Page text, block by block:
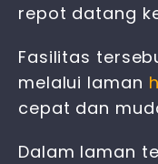
repot datang
Fasilitas
melalui laman
cepat dan
Dalam laman